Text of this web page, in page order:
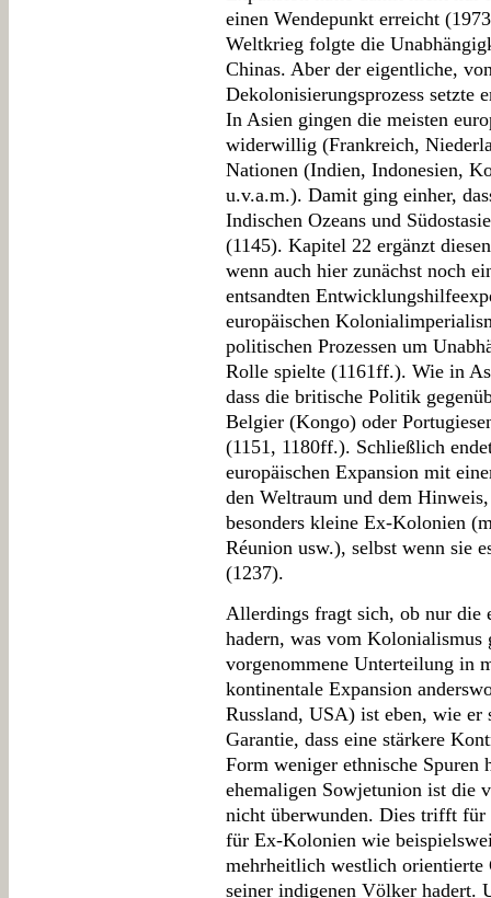
einen Wendepunkt erreicht
Weltkrieg folgte die
Chinas. Aber der eigentliche,
Dekolonisierungsprozess setzte
In Asien gingen die meisten
widerwillig (Frankreich,
Nationen (Indien, Indonesien,
u.v.a.m.). Damit ging einher,
Indischen Ozeans und
(1145). Kapitel 22 ergänzt
wenn auch hier zunächst noch
entsandten
europäischen
politischen Prozessen um
Rolle spielte (1161ff.). Wie in
dass die britische Politik
Belgier (Kongo) oder
(1151, 1180ff.). Schließlich
europäischen Expansion mit
den Weltraum und dem
besonders kleine Ex-Kolonien
Réunion usw.), selbst wenn sie
(1237).
Allerdings fragt sich, ob nur die
hadern, was vom
vorgenommene Unterteilung in
kontinentale Expansion
Russland, USA) ist eben, wie er
Garantie, dass eine stärkere
Form weniger ethnische
ehemaligen Sowjetunion ist die
nicht überwunden. Dies trifft für
für Ex-Kolonien wie
mehrheitlich westlich orientierte
seiner indigenen Völker hadert.